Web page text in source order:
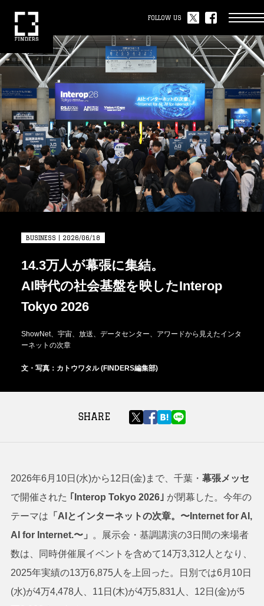
FOLLOW US
BUSINESS | 2026/06/18
14.3万人が幕張に集結。
AI時代の社会基盤を映したInterop
Tokyo 2026
ShowNet、宇宙、放送、データセンター、アワードから見えたインタ
ーネットの次章
文・写真：カトウワタル (FINDERS編集部)
SHARE
2026年6月10日(水)から12日(金)まで、千葉・ 幕張メッセ
で開催された ｢Interop Tokyo 2026｣ が閉幕した。今年の
テーマは 「AIとインターネットの次章。〜Internet for AI,
AI for Internet.〜」
。展示会・基調講演の3日間の来場者
数は、同時併催展イベントを含めて14万3,312人となり、
2025年実績の13万6,875人を上回った。日別では6月10日
(水)が4万4,478人、11日(木)が4万5,831人、12日(金)が5